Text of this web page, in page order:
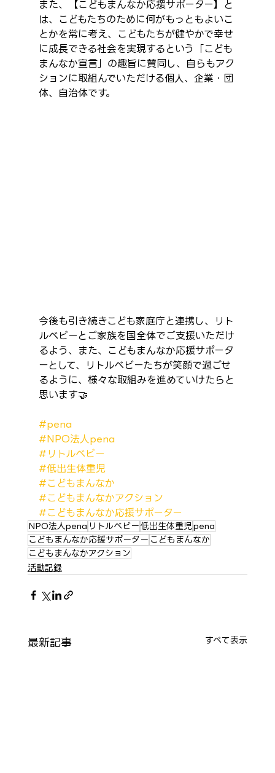
また、【こどもまんなか応援サポーター】と
は、こどもたちのために何がもっともよいこ
とかを常に考え、こどもたちが健やかで幸せ
に成長できる社会を実現するという「こども
まんなか宣言」の趣旨に賛同し、自らもアク
ションに取組んでいただける個人、企業・団
体、自治体です。
今後も引き続きこども家庭庁と連携し、リト
ルベビーとご家族を国全体でご支援いただけ
るよう、また、こどもまんなか応援サポータ
ーとして、リトルベビーたちが笑顔で過ごせ
るように、様々な取組みを進めていけたらと
思います🤝
#pena
#NPO法人pena
#リトルベビー
#低出生体重児
#こどもまんなか
#こどもまんなかアクション
#こどもまんなか応援サポーター
NPO法人pena リトルベビー低出生体重児pena
こどもまんなか応援サポーター こどもまんなか
こどもまんなかアクション
活動記録
最新記事 すべて表示